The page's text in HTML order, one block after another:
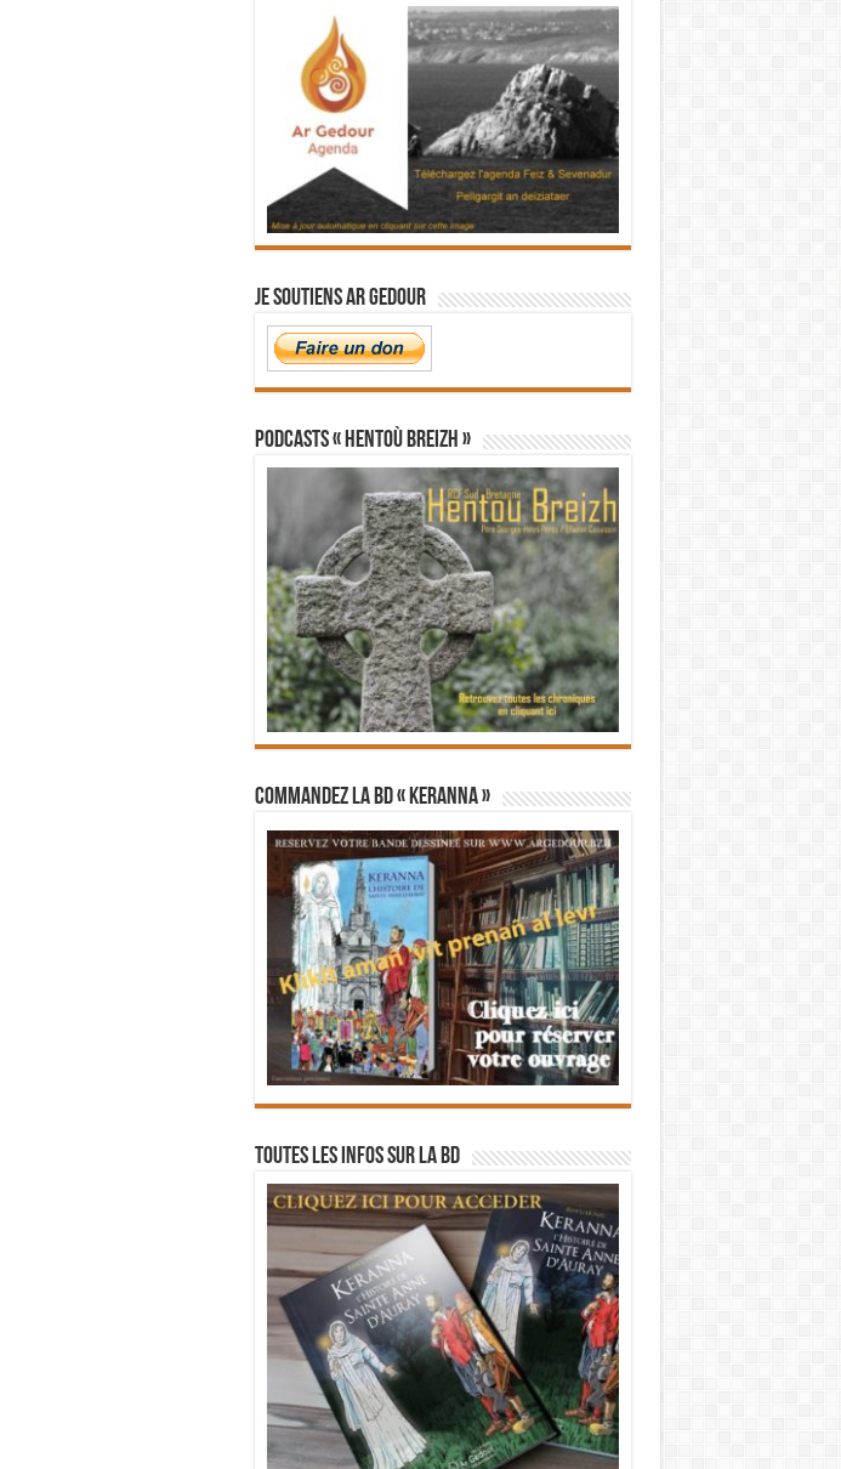
Je soutiens Ar Gedour
PODCASTS « Hentoù Breizh »
Commandez la BD « Keranna »
Toutes les infos sur la BD